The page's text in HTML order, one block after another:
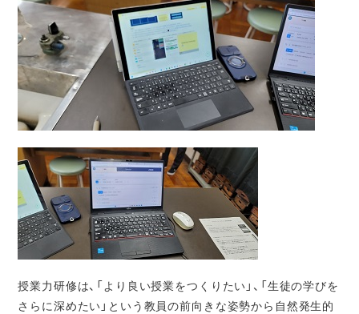
授業力研修は、「より良い授業をつくりたい」、「 生徒の学びを
さらに深めたい」という教員の前向きな姿勢から自然発生的